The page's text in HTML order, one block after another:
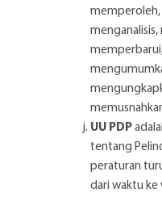
UU PDP
tentang
peraturan
dari waktu ke